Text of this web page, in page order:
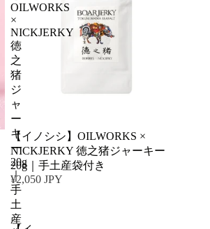
OILWORKS
×
NICKJERKY
徳
之
猪
ジ
ャ
ー
キ
ー
20g
｜
手
土
産
売り切れ
【イノシシ】OILWORKS ×
NICKJERKY 徳之猪ジャーキー
20g｜手土産袋付き
¥2,050 JPY